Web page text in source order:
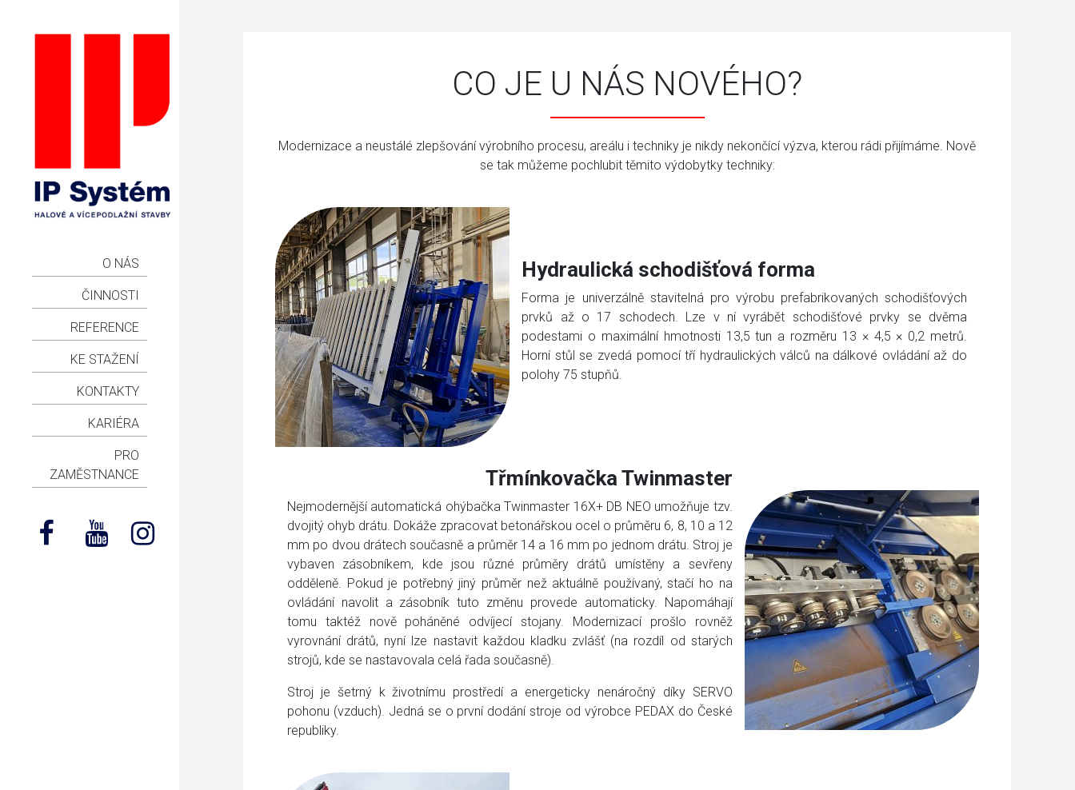
O NÁS
ČINNOSTI
REFERENCE
KE STAŽENÍ
KONTAKTY
KARIÉRA
PRO
ZAMĚSTNANCE
CO JE U NÁS NOVÉHO?
Modernizace a neustálé zlepšování výrobního procesu, areálu i techniky je nikdy nekončící výzva, kterou rádi přijímáme. Nově
se tak můžeme pochlubit těmito výdobytky techniky:
Hydraulická schodišťová forma
Forma je univerzálně stavitelná pro výrobu prefabrikovaných schodišťových
prvků až o 17 schodech. Lze v ní vyrábět schodišťové prvky se dvěma
podestami o maximální hmotnosti 13,5 tun a rozměru 13 × 4,5 × 0,2 metrů.
Horní stůl se zvedá pomocí tří hydraulických válců na dálkové ovládání až do
polohy 75 stupňů.
Třmínkovačka Twinmaster
Nejmodernější automatická ohýbačka Twinmaster 16X+ DB NEO umožňuje tzv.
dvojitý ohyb drátu. Dokáže zpracovat betonářskou ocel o průměru 6, 8, 10 a 12
mm po dvou drátech současně a průměr 14 a 16 mm po jednom drátu. Stroj je
vybaven zásobníkem, kde jsou různé průměry drátů umístěny a sevřeny
odděleně. Pokud je potřebný jiný průměr než aktuálně používaný, stačí ho na
ovládání navolit a zásobník tuto změnu provede automaticky. Napomáhají
tomu taktéž nově poháněné odvíjecí stojany. Modernizací prošlo rovněž
vyrovnání drátů, nyní lze nastavit každou kladku zvlášť (na rozdíl od starých
strojů, kde se nastavovala celá řada současně).
Stroj je šetrný k životnímu prostředí a energeticky nenáročný díky SERVO
pohonu (vzduch). Jedná se o první dodání stroje od výrobce PEDAX do České
republiky.